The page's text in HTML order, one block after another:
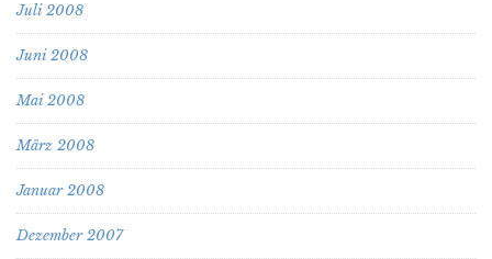
Juli 2008
Juni 2008
Mai 2008
März 2008
Januar 2008
Dezember 2007